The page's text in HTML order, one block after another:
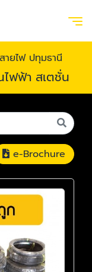
ายไฟ ปทุมธานี
ฟฟ้า สเตชั่น
e-Brochure